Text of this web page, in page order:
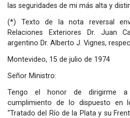
las seguridades de mi más alta y
(*) Texto de la nota reversal
Relaciones Exteriores Dr. Juan
argentino Dr. Alberto J. Vignes,
Montevideo, 15 de julio de 1974
Señor Ministro:
Tengo el honor de dirigirme a
cumplimiento de lo dispuesto en
“Tratado del Río de la Plata y su